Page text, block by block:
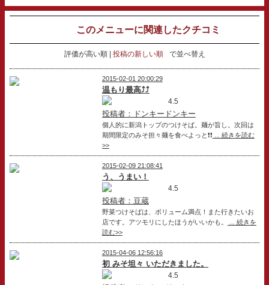
このメニューに関連したクチコミ
評価が高い順 投稿の新しい順 で並べ替え
2015-02-01 20:00:29
温もり最高⤴⤴
4.5
投稿者：ドンキードンキー
個人的に新潟トップのつけそば。麺が旨し。次回は
期間限定のみそ担々麺を食べよっと❗❗ ... 続きを読む
>>
2015-02-09 21:08:41
う、うまい！
4.5
投稿者：豆蔵
野菜つけそばは、ボリューム満点！また行きたいお
店です。アツモリにしたほうがいいかも。
... 続きを
読む>>
2015-04-06 12:56:16
初 みそ坦々 いただきました。
4.5